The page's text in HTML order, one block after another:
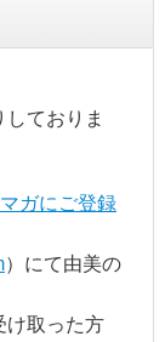
ておりま
ガにご登録
）にて由美の
け取った方